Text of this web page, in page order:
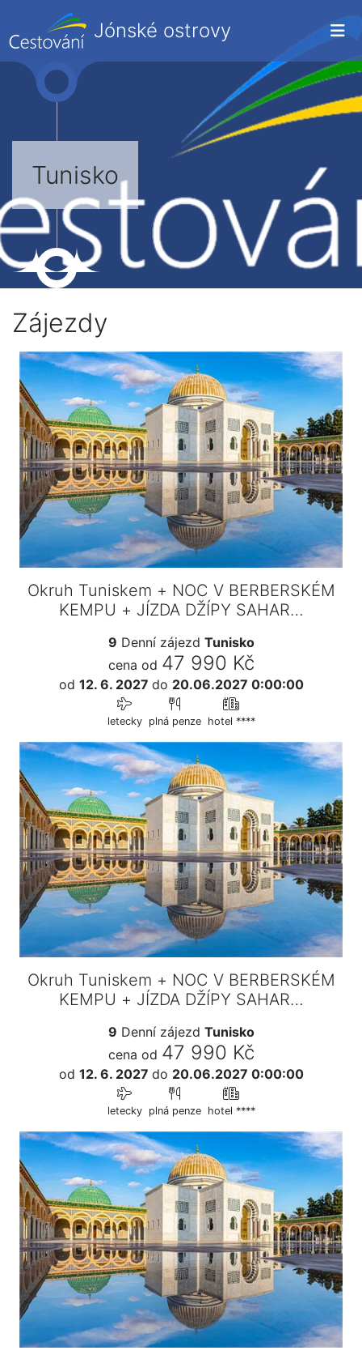
Jónské ostrovy
Tunisko
Zájezdy
Okruh Tuniskem + NOC V BERBERSKÉM
KEMPU + JÍZDA DŽÍPY SAHAR…
9 Denní zájezd Tunisko
cena od 47 990 Kč
od 12. 6. 2027 do 20.06.2027 0:00:00
letecky plná penze hotel ****
Okruh Tuniskem + NOC V BERBERSKÉM
KEMPU + JÍZDA DŽÍPY SAHAR…
9 Denní zájezd Tunisko
cena od 47 990 Kč
od 12. 6. 2027 do 20.06.2027 0:00:00
letecky plná penze hotel ****